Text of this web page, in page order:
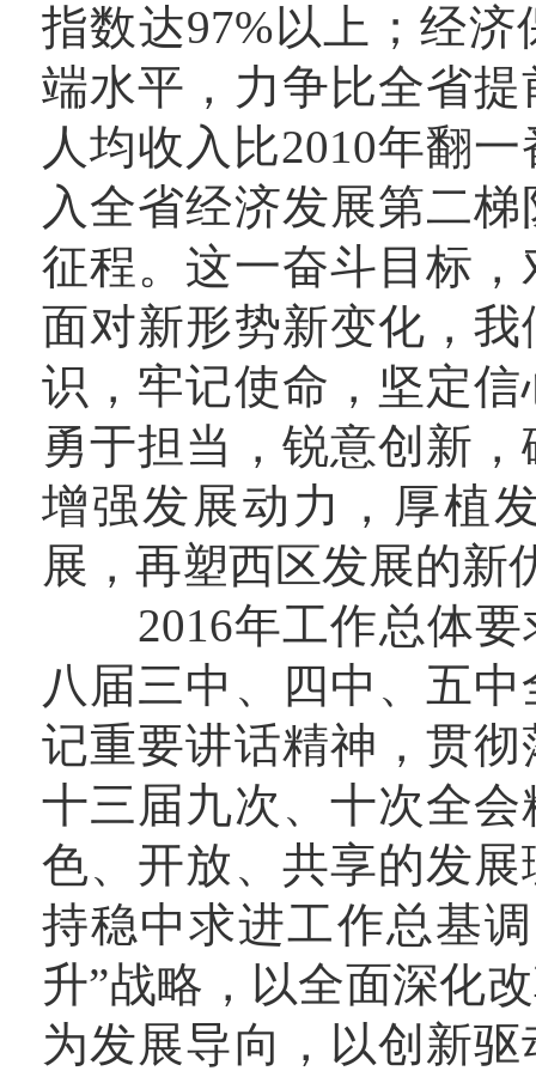
指数达97%以上；经
端水平，力争比全省
人均收入比2010年翻
入全省经济发展第二
征程。这一奋斗目标
面对新形势新变化，
识，牢记使命，坚定
勇于担当，锐意创新
增强发展动力，厚植
展，再塑西区发展的新
2016年工作总体要
八届三中、四中、五
记重要讲话精神，贯
十三届九次、十次全
色、开放、共享的发
持稳中求进工作总基
升”战略，以全面深化
为发展导向，以创新